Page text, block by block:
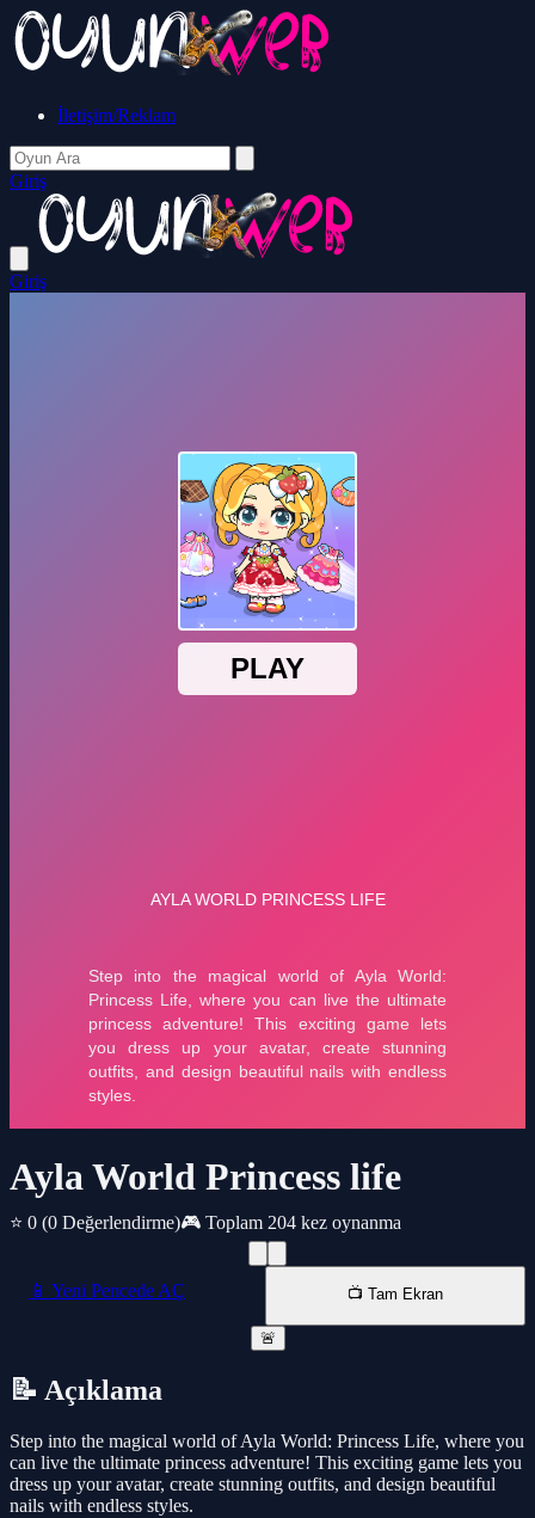
İletişim/Reklam
Giriş
Giriş
Ayla World Princess life
⭐ 0 (0 Değerlendirme)🎮 Toplam 204 kez oynanma
📱 Yeni Pencede AÇ 📺 Tam Ekran
🚨
📝 Açıklama
Step into the magical world of Ayla World: Princess Life, where you
can live the ultimate princess adventure! This exciting game lets you
dress up your avatar, create stunning outfits, and design beautiful
nails with endless styles.